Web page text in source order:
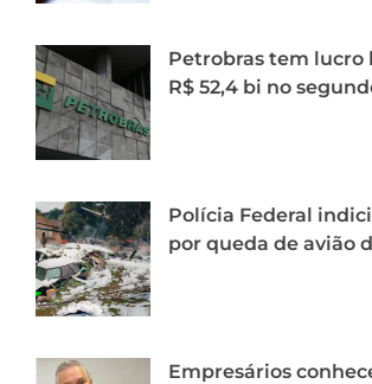
Petrobras tem lucro
R$ 52,4 bi no
Polícia Federal
por queda de avião
Empresários